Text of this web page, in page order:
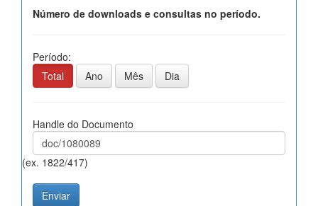
Número de downloads e consultas no período.
Período:
Total
Ano Mês Dia
Handle do Documento
(ex. 1822/417)